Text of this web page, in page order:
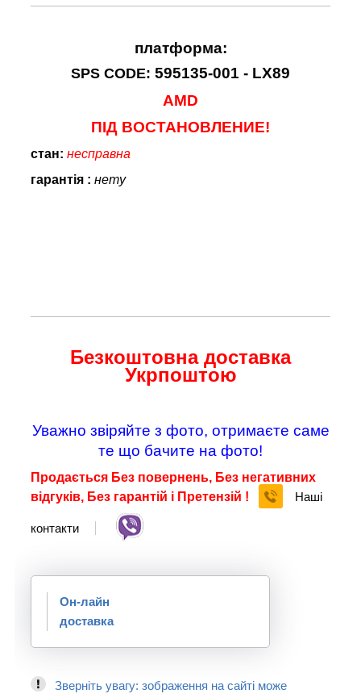
платформа:
SPS CODE: 595135-001 - LX89
AMD
ПІД ВОСТАНОВЛЕНИЕ!
стан: несправна
гарантія : нету
Безкоштовна доставка
Укрпоштою
Уважно звіряйте з фото, отримаєте саме
те що бачите на фото!
Продається Без повернень, Без негативних
відгуків, Без гарантій і Претензій !
Наші
контакти
Он-лайн
доставка
Зверніть увагу: зображення на сайті може